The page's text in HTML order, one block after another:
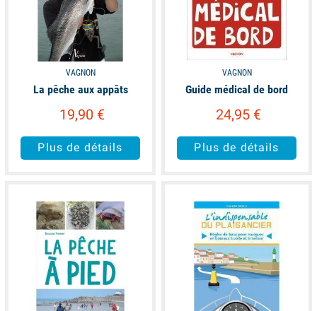
VAGNON
La pêche aux appâts
19,90 €
Plus de détails
VAGNON
Guide médical de bord
24,95 €
Plus de détails
available available